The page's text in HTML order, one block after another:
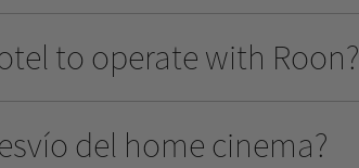
to operate with Roon?
del home cinema?